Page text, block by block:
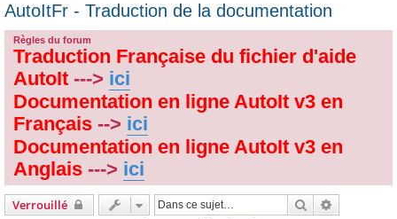
h
AutoItFr - Traduction de la documentation
Règles du forum
Traduction Française du fichier d'aide
AutoIt ---> ici
Documentation en ligne AutoIt v3 en
Français --> ici
Documentation en ligne AutoIt v3 en
Anglais ---> ici
Verrouillé Rechercher